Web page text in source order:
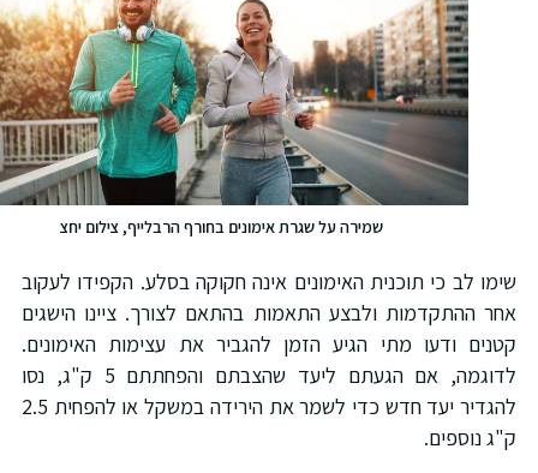
שמירה על שגרת אימונים בחורף הרבלייף, צילום יחצ
לב כי תוכנית האימונים אינה חקוקה בסלע. הקפידו לעקוב
ההתקדמות ולבצע התאמות בהתאם לצורך. ציינו הישגים
ודעו מתי הגיע הזמן להגביר את עצימות האימונים.
לדוגמה, אם הגעתם ליעד שהצבתם והפחתתם 5 ק"ג, נסו
להגדיר יעד חדש כדי לשמר את הירידה במשקל או להפחית 2.5
נוספים.